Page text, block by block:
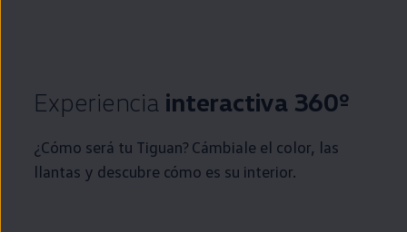
Experiencia interactiva 360º
¿Cómo será tu Tiguan? Cámbiale el color, las
llantas y descubre cómo es su interior.